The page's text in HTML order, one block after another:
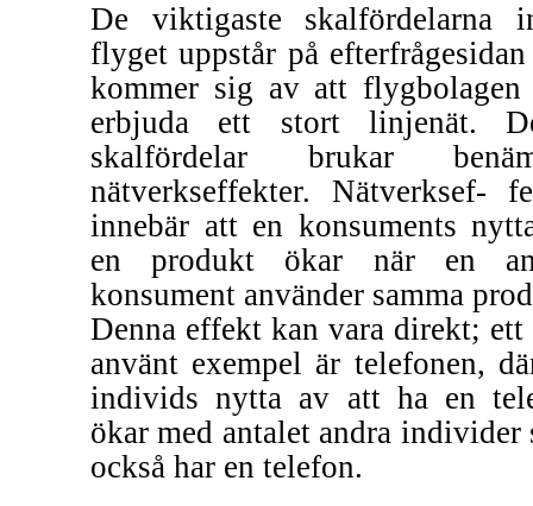
De viktigaste skalfördelarna
flyget uppstår på
kommer sig av att flygbolagen
erbjuda ett stort linjenät.
skalfördelar brukar
nätverkseffekter. Nätverksef-
innebär att en konsuments
en produkt ökar när en
konsument använder samma
Denna effekt kan vara direkt; ett
använt exempel är telefonen,
individs nytta av att ha en
ökar med antalet andra individer
också har en telefon.